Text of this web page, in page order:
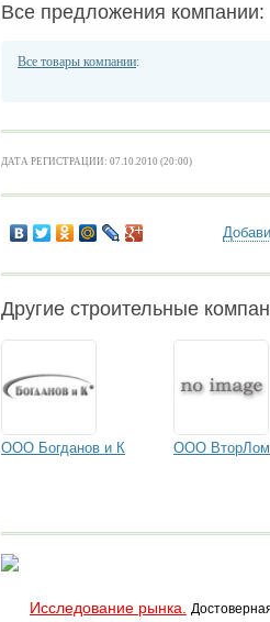
Все предложения компании:
Все товары компании:
ДАТА РЕГИСТРАЦИИ: 07.10.2010 (20:00)
Другие строительные
ООО Богданов и К ООО ВторЛом
Исследование рынка.